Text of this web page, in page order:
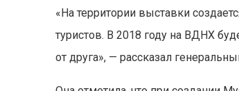
«На территории выставки
туристов. В 2018 году на ВДНХ
от друга», — рассказал